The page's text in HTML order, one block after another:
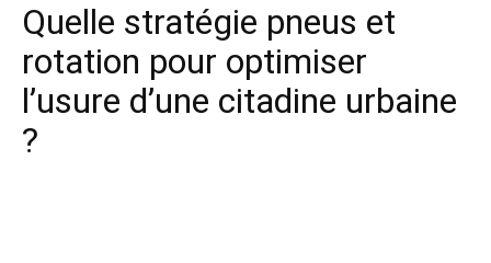
Quelle stratégie pneus et
rotation pour optimiser
l’usure d’une citadine urbaine
?